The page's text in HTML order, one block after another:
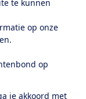
te kunnen
op onze
op
je akkoord met
LinkedIn